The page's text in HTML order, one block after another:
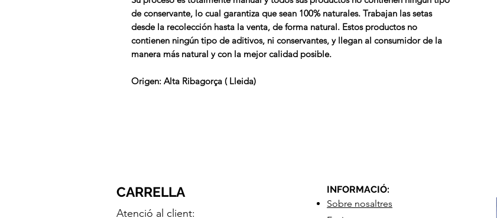
de conservante, lo cual garantiza que sean 100% naturales. Trabajan las setas
desde la recolección hasta la venta, de forma natural. Estos productos no
contienen ningún tipo de aditivos, ni conservantes, y llegan al consumidor de la
manera más natural y con la mejor calidad posible.
Origen: Alta Ribagorça ( Lleida)
CARRELLA
Atenció al client:
INFORMACIÓ:
Sobre nosaltres